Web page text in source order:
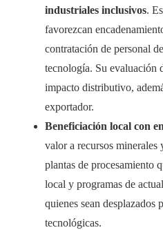
industriales inclusivos.
favorezcan
contratación de personal
tecnología. Su evaluación
impacto distributivo,
exportador.
Beneficiación local con
valor a recursos minerales
plantas de procesamiento
local y programas de
quienes sean desplazados
tecnológicas.